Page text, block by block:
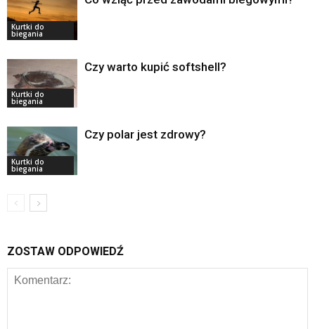
Kurtki do
biegania
Kurtki do
biegania
Czy warto kupić softshell?
Kurtki do
biegania
Czy polar jest zdrowy?
ZOSTAW ODPOWIEDŹ